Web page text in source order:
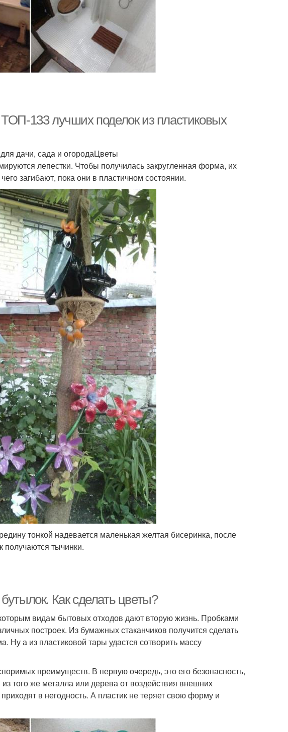
133 лучших поделок из пластиковых
дачи, сада и огородаЦветы
лепестки. Чтобы получилась закругленная форма, их
загибают, пока они в пластичном состоянии.
тонкой надевается маленькая желтая бисеринка, после
получаются тычинки.
Как сделать цветы?
видам бытовых отходов дают вторую жизнь. Пробками
построек. Из бумажных стаканчиков получится сделать
Ну а из пластиковой тары удастся сотворить массу
преимуществ. В первую очередь, это его безопасность,
того же металла или дерева от воздействия внешних
в негодность. А пластик не теряет свою форму и